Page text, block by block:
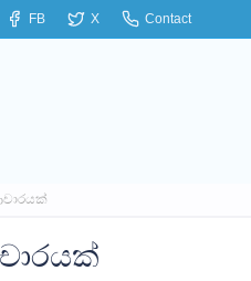
FB X Contact